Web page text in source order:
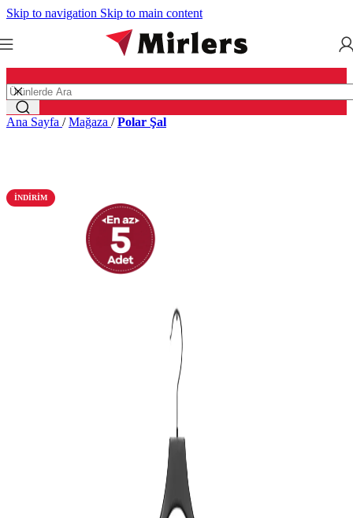
Skip to navigation Skip to main content
Ana Sayfa / Mağaza / Polar Şal
İNDIRIM